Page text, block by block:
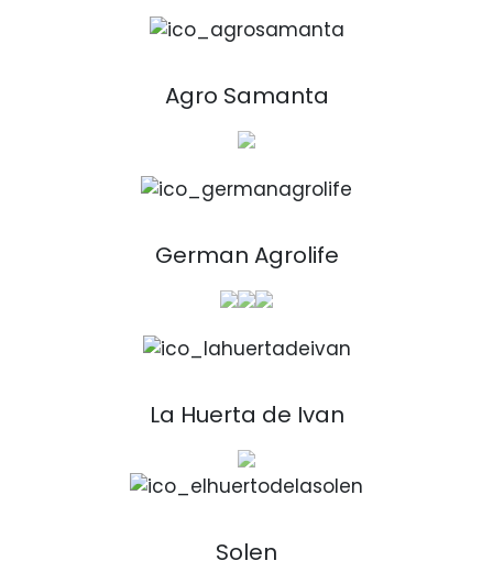
Agro Samanta
German Agrolife
La Huerta de Ivan
Solen